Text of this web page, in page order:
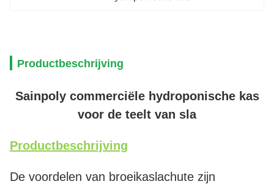
Productbeschrijving
Sainpoly commerciële hydroponische kas
voor de teelt van sla
Productbeschrijving
De voordelen van broeikaslachute zijn